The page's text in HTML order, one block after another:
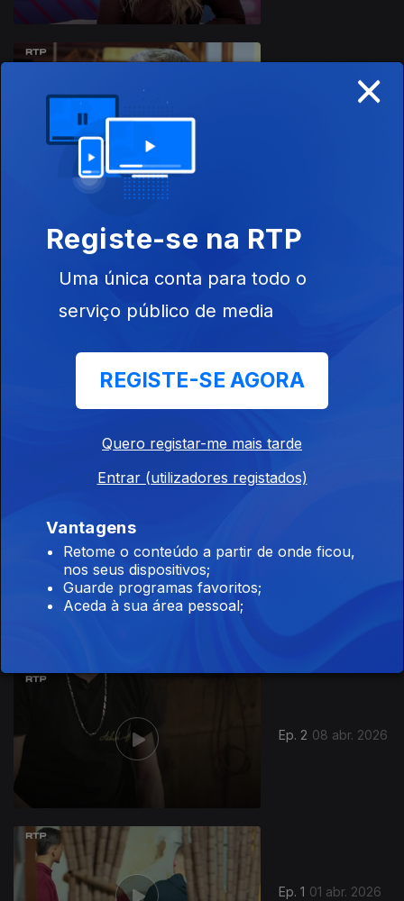
06 mai. 2026
Ep. 2 08 abr. 2026
920758
Ep. 1 01 abr. 2026
919347
×
Registe-se na RTP
Uma única conta para todo o
serviço público de media
REGISTE-SE AGORA
Quero registar-me mais tarde
Entrar (utilizadores registados)
Vantagens
Retome o conteúdo a partir de onde ficou,
nos seus dispositivos;
Guarde programas favoritos;
Aceda à sua área pessoal;